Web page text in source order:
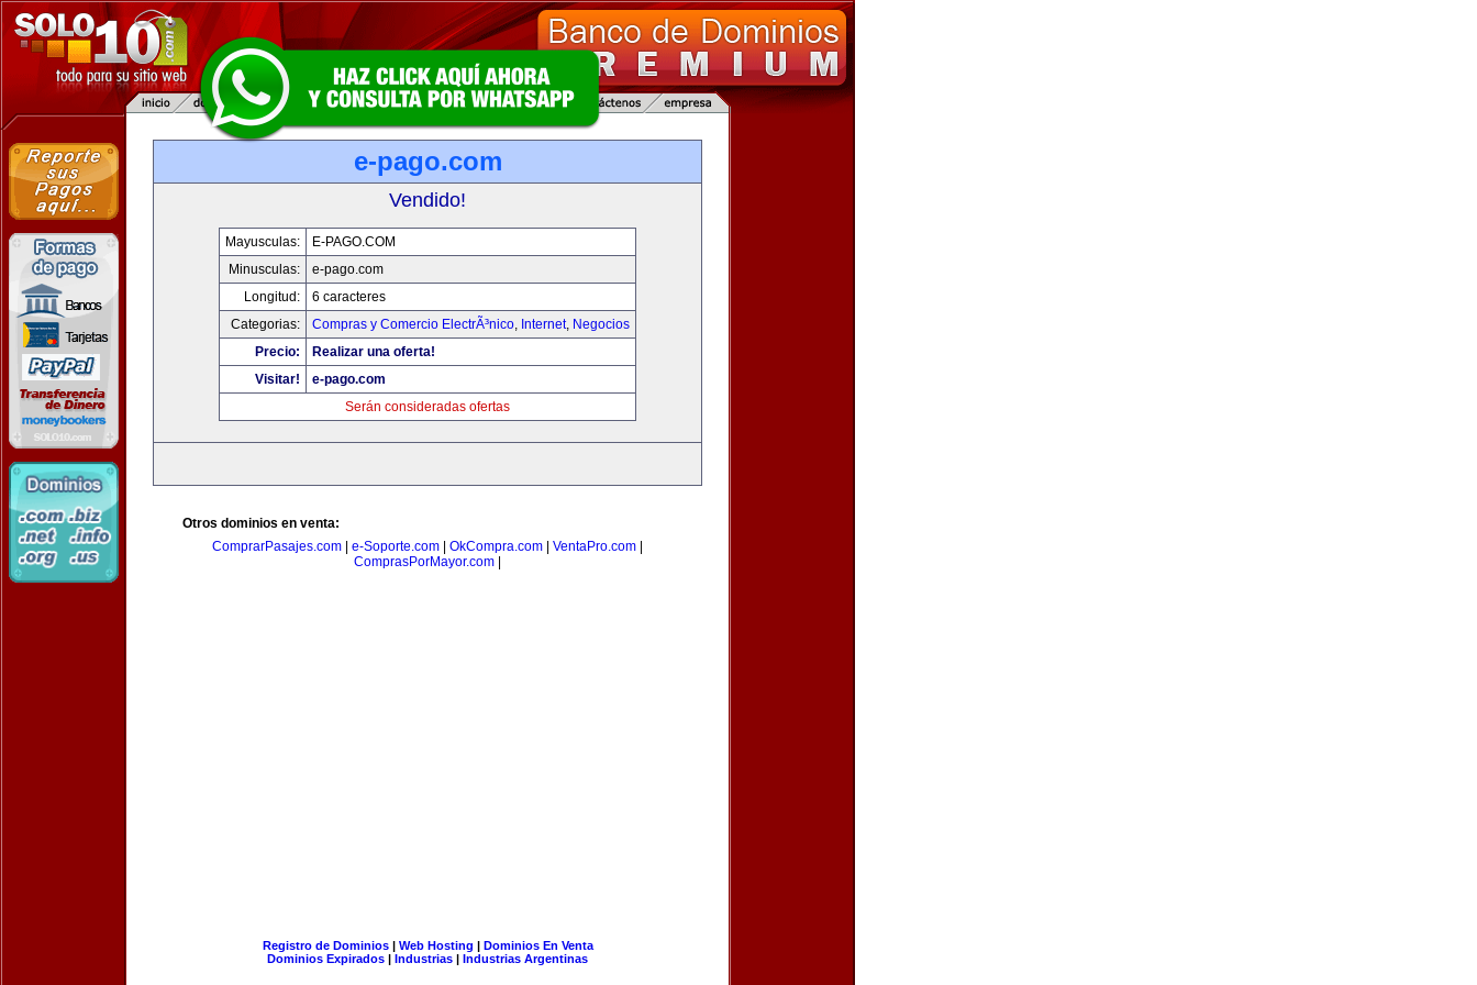
e-pago.com
Vendido!
Mayusculas:
E-PAGO.COM
Minusculas:
e-pago.com
Longitud:
6 caracteres
Categorias:
Compras y Comercio ElectrÃ³nico, Internet, Negocios
Precio:
Realizar una oferta!
Visitar!
e-pago.com
Serán consideradas ofertas
Otros dominios en venta:
ComprarPasajes.com
e-Soporte.com OkCompra.com VentaPro.com
ComprasPorMayor.com
Registro de Dominios| Web Hosting | Dominios En Venta
Dominios Expirados | Industrias | Industrias Argentinas